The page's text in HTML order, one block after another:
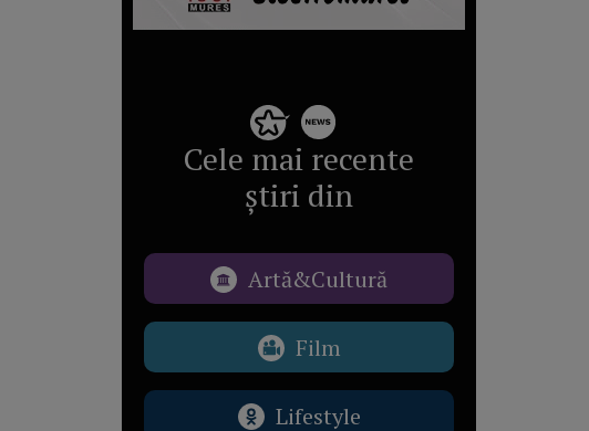
Cele mai recente
știri din
Artă&Cultură
Film
Lifestyle